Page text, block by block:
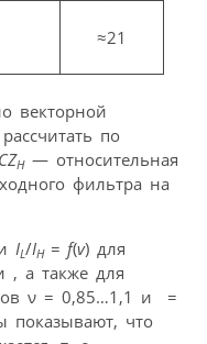
≈21
векторной
по
H— относительная
фильтра на
IL/IН = f(v) для
, а также для
ν = 0,85…1,1 и
=
показывают, что